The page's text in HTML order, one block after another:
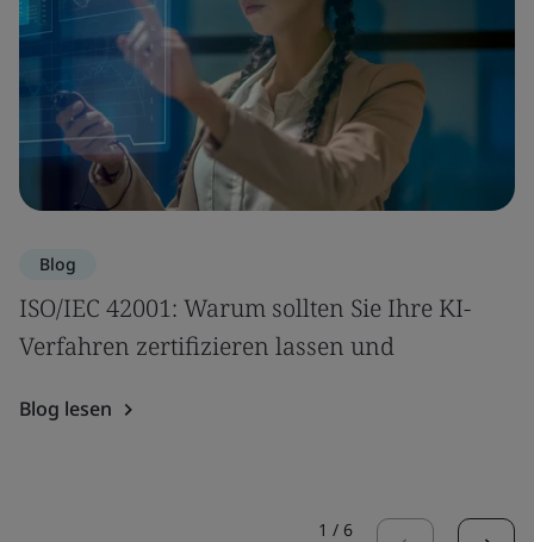
Blog
ISO/IEC 42001: Warum sollten Sie Ihre KI-
Verfahren zertifizieren lassen und
Blog lesen
1 / 6